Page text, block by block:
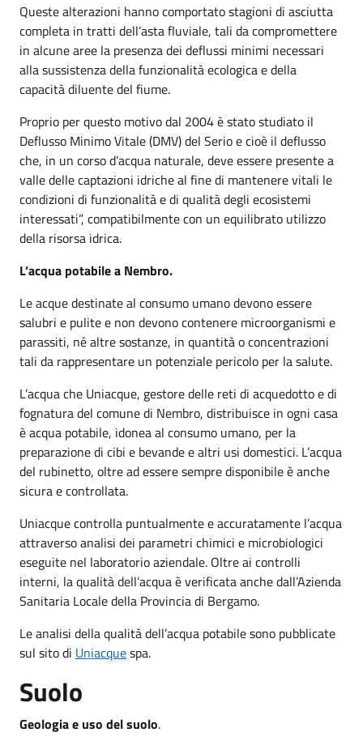
Queste alterazioni hanno comportato stagioni di asciutta
completa in tratti dell’asta fluviale, tali da compromettere
in alcune aree la presenza dei deflussi minimi necessari
alla sussistenza della funzionalità ecologica e della
capacità diluente del fiume.
Proprio per questo motivo dal 2004 è stato studiato il
Deflusso Minimo Vitale (DMV) del Serio e cioè il deflusso
che, in un corso d’acqua naturale, deve essere presente a
valle delle captazioni idriche al fine di mantenere vitali le
condizioni di funzionalità e di qualità degli ecosistemi
interessati”, compatibilmente con un equilibrato utilizzo
della risorsa idrica.
L’acqua potabile a Nembro.
Le acque destinate al consumo umano devono essere
salubri e pulite e non devono contenere microorganismi e
parassiti, né altre sostanze, in quantità o concentrazioni
tali da rappresentare un potenziale pericolo per la salute.
L’acqua che Uniacque, gestore delle reti di acquedotto e di
fognatura del comune di Nembro, distribuisce in ogni casa
è acqua potabile, idonea al consumo umano, per la
preparazione di cibi e bevande e altri usi domestici. L’acqua
del rubinetto, oltre ad essere sempre disponibile è anche
sicura e controllata.
Uniacque controlla puntualmente e accuratamente l’acqua
attraverso analisi dei parametri chimici e microbiologici
eseguite nel laboratorio aziendale. Oltre ai controlli
interni, la qualità dell’acqua è verificata anche dall’Azienda
Sanitaria Locale della Provincia di Bergamo.
Le analisi della qualità dell’acqua potabile sono pubblicate
sul sito di Uniacquespa.
Suolo
Geologia e uso del suolo.